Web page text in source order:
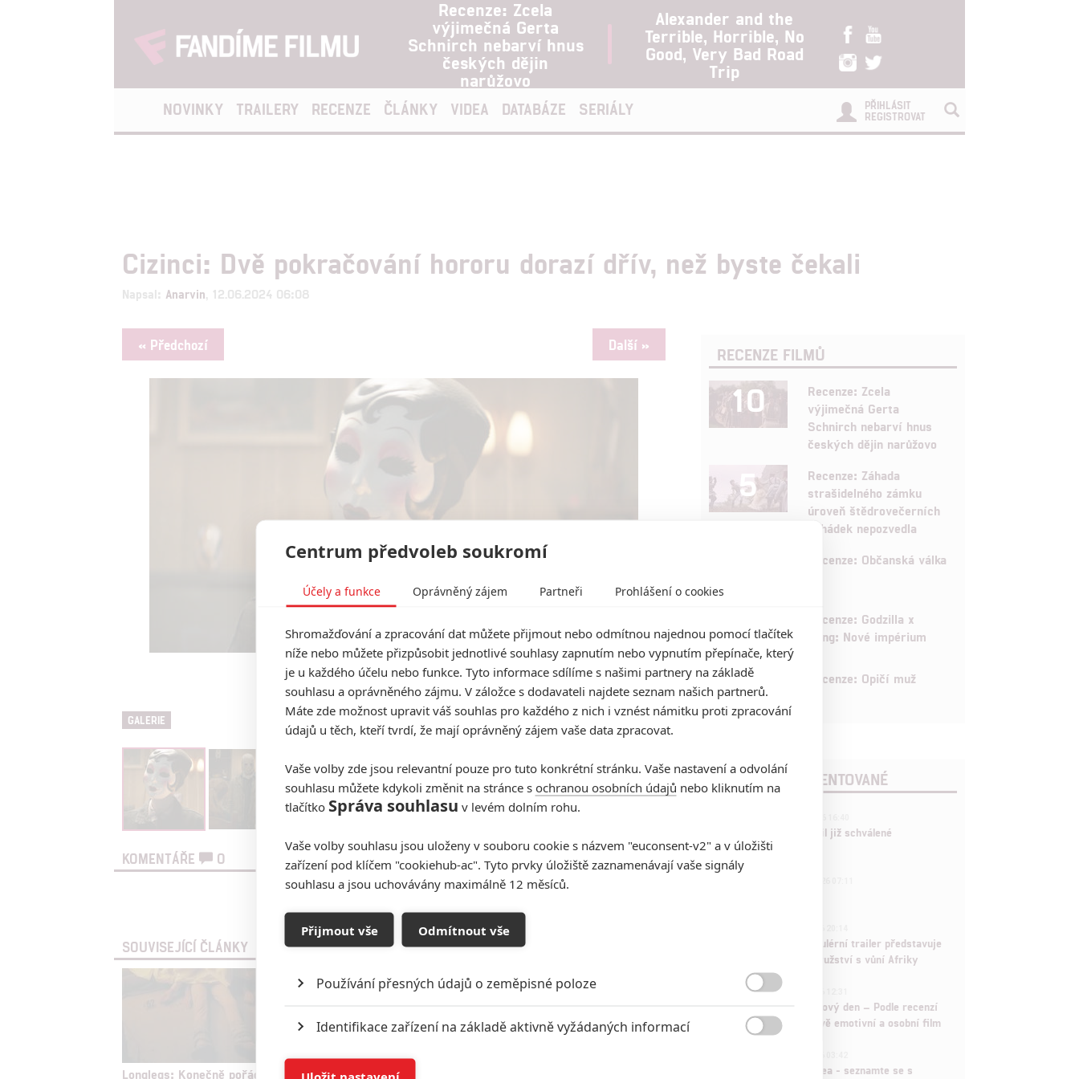
Recenze: Zcela
výjimečná Gerta
Schnirch nebarví hnus
českých dějin
narůžovo
Alexander and the
Terrible, Horrible, No
Good, Very Bad Road
Trip
NOVINKY TRAILERY RECENZE ČLÁNKY VIDEA DATABÁZE SERIÁLY
PŘIHLÁSIT
REGISTROVAT
Cizinci: Dvě pokračování hororu dorazí dřív, než byste čekali
Napsal: Anarvin , 12.06.2024 06:08
« Předchozí Další »
Cizinci: Kapitola 1 | Fandíme filmu
GALERIE
KOMENTÁŘE 0
SOUVISEJÍCÍ ČLÁNKY
Longlegs: Konečně pořádný
Narušitel: Dospívání nikdy
RECENZE FILMŮ
10
Recenze: Zcela
výjimečná Gerta
Schnirch nebarví hnus
českých dějin narůžovo
5
Recenze: Záhada
strašidelného zámku
úroveň štědrovečerních
pohádek nepozvedla
Recenze: Občanská válka
6
Recenze: Godzilla x
Kong: Nové impérium
8 Recenze: Opičí muž
POSLEDNÍ KOMENTOVANÉ
Marvel nečekaně zrušil již schválené
pokračování
433
Děti krve a kostí: Regulérní trailer představuje
akční fantasy dobrodružství s vůní Afriky
ČLÁNEK | 30.07.2026 12:31
Spider-Man: Zbrusu nový den – Podle recenzí
máme čekat překvapivě emotivní a osobní film
Velké preview: Odyssea - seznamte se s
Centrum předvoleb soukromí
Účely a funkce Oprávněný zájem Partneři Prohlášení o cookies
Shromažďování a zpracování dat můžete přijmout nebo odmítnou najednou pomocí tlačítek
níže nebo můžete přizpůsobit jednotlivé souhlasy zapnutím nebo vypnutím přepínače, který
je u každého účelu nebo funkce. Tyto informace sdílíme s našimi partnery na základě
souhlasu a oprávněného zájmu. V záložce s dodavateli najdete seznam našich partnerů.
Máte zde možnost upravit váš souhlas pro každého z nich i vznést námitku proti zpracování
údajů u těch, kteří tvrdí, že mají oprávněný zájem vaše data zpracovat.
Vaše volby zde jsou relevantní pouze pro tuto konkrétní stránku. Vaše nastavení a odvolání
souhlasu můžete kdykoli změnit na stránce s ochranou osobních údajů nebo kliknutím na
tlačítko Správa souhlasu v levém dolním rohu.
Vaše volby souhlasu jsou uloženy v souboru cookie s názvem "euconsent-v2" a v úložišti
zařízení pod klíčem "cookiehub-ac". Tyto prvky úložiště zaznamenávají vaše signály
souhlasu a jsou uchovávány maximálně 12 měsíců.
Přijmout vše Odmítnout vše
Používání přesných údajů o zeměpisné poloze
Identifikace zařízení na základě aktivně vyžádaných informací
Ukládání a/nebo přístup k informacím v zařízení
Uložit nastavení